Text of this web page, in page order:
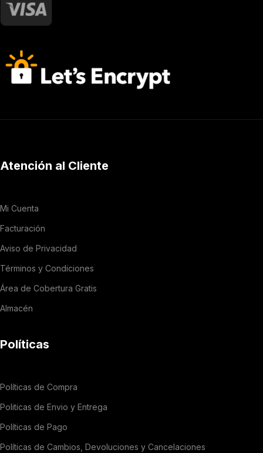
Atención al Cliente
Mi Cuenta
Facturación
Aviso de Privacidad
Términos y Condiciones
Área de Cobertura Gratis
Almacén
Políticas
Políticas de Compra
Politicas de Envio y Entrega
Políticas de Pago
Políticas de Cambios, Devoluciones y Cancelaciones